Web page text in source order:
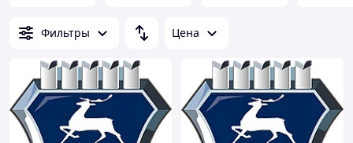
Фильтры Цена